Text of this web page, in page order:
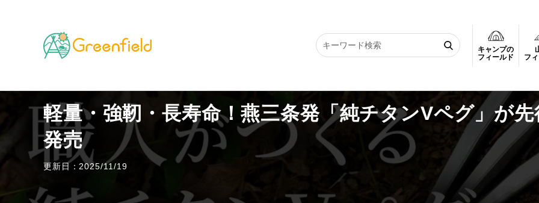
キャンプの
フィールド
フ
TOP キャンプのフィールド 軽量・強靭・長寿命！燕三条発「純チタンVペグ」が先行発売
軽量・強靭・長寿命！燕三条発「純チタンVペグ」が先
発売
更新日：2025/11/19